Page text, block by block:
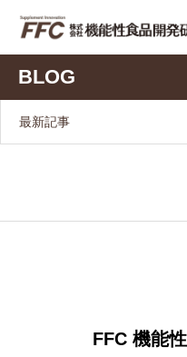
BLOG
最新記事
FFC 機能